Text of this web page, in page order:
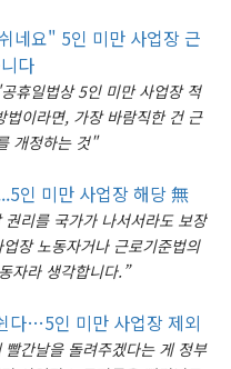
네요" 5인 미만 사업장 근
다
휴일법상 5인 미만 사업장 적
이라면, 가장 바람직한 건 근
개정하는 것"
인 미만 사업장 해당 無
리를 국가가 나서서라도 보장
장 노동자거나 근로기준법의
자라 생각합니다.”
다…5인 미만 사업장 제외
간날을 돌려주겠다는 게 정부